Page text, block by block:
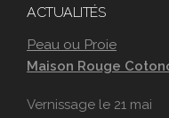
ACTUALITÉS
Peau ou Proie
Maison Rouge
Vernissage le 21 mai